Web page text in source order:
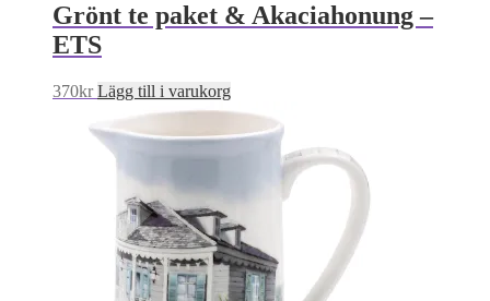
Grönt te paket & Akaciahonung –
ETS
370kr Lägg till i varukorg